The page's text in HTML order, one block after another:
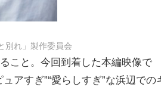
別れ」製作委員会
こと。今回到着した本編映像で
アすぎ”“愛らしすぎ”な浜辺での